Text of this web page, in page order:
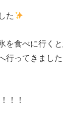
た
を食べに行く
行ってきまし
！！